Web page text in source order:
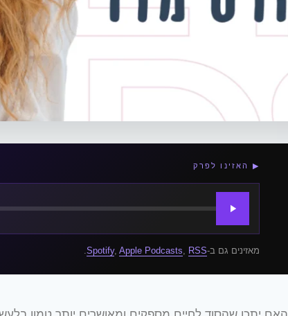
▶ האזינו לפרק
מאזינים גם ב- Spotify, Apple Podcasts, RSS
.